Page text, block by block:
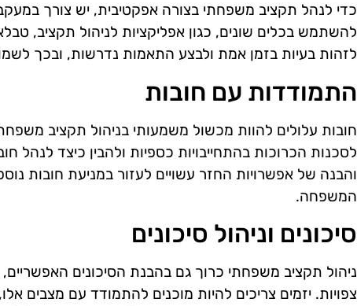
כדי לנהל תקציב משפחתי בצורה אפקטיבית, יש צורך
להשתמש בכלים שונים, כגון אפליקציות לניהול תקציב,
לזהות בעיות בזמן אמת ולבצע התאמות נדרשות, ובכך
התמודדות עם חובות
חובות עלולים להוות מכשול משמעותי בניהול תקציב
לסכנות הכרוכות בהתחייבויות כספיות ולהבין כיצד לנהל
והבנה של אפשרויות החזר עשויים לעזור במניעת חובות
המשפחה.
סיכונים וניהול סיכונים
ניהול תקציב משפחתי כרוך גם בהבנת הסיכונים
צפויות. יזמים צריכים להיות מוכנים להתמודד עם מצבים